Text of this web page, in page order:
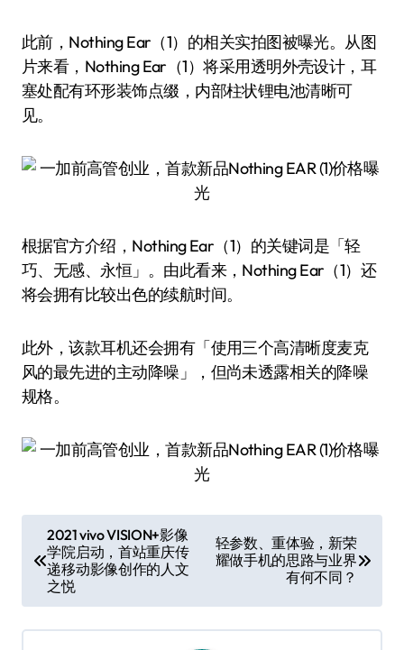
此前，Nothing Ear（1）的相关实拍图被曝光。从图
片来看，Nothing Ear（1）将采用透明外壳设计，耳
塞处配有环形装饰点缀，内部柱状锂电池清晰可
见。
根据官方介绍，Nothing Ear（1）的关键词是「轻
巧、无感、永恒」。由此看来，Nothing Ear（1）还
将会拥有比较出色的续航时间。
此外，该款耳机还会拥有「使用三个高清晰度麦克
风的最先进的主动降噪」，但尚未透露相关的降噪
规格。
章
2021 vivo VISION+影像
学院启动，首站重庆传
递移动影像创作的人文
之悦
轻参数、重体验，新荣
耀做手机的思路与业界
有何不同？